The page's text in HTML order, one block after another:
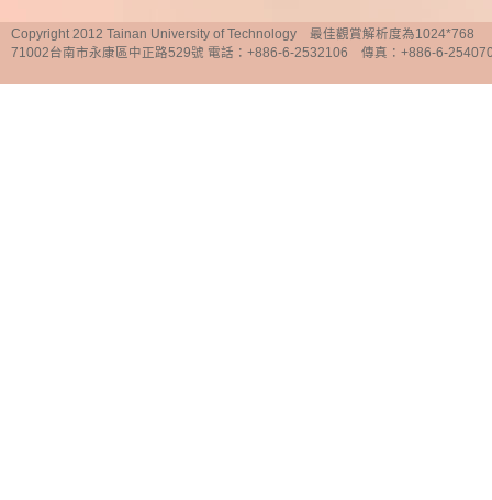
Copyright 2012 Tainan University of Technology 最佳觀賞解析度為1024*768
71002台南市永康區中正路529號 電話：+886-6-2532106 傳真：+886-6-